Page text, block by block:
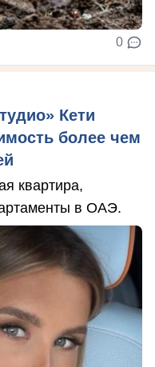
0
Кети
более чем
квартира,
в ОАЭ.